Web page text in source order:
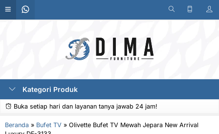
Kategori Produk
Buka setiap hari dan layanan tanya jawab 24 jam!
Beranda » Bufet TV » Olivette Bufet TV Mewah Jepara New Arrival